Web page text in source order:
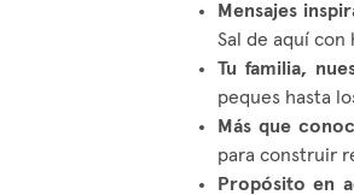
Mensajes
Sal de aquí
Tu familia,
peques hasta
Más que
para construir
Propósito en